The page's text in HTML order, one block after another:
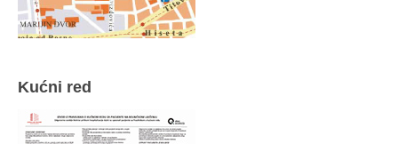
Kućni red